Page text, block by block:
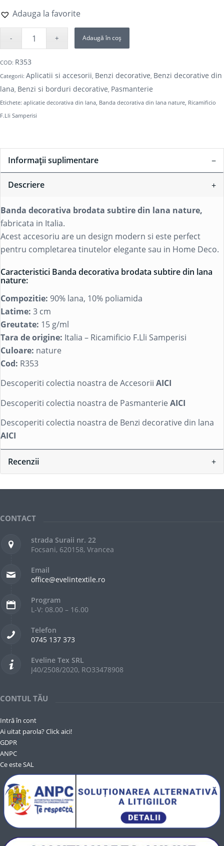
Adauga la favorite
Adaugă în coș
COD: R353
Categorii: Aplicatii si accesorii, Benzi decorative, Benzi decorative din
lana, Benzi si borduri decorative, Pasmanterie
Etichete: aplicatie decorativa din lana, Banda decorativa din lana nature, Ricamificio
F.Lli Samperisi
Descriere
Banda decorativa brodata subtire din lana nature,
fabricata in Italia.
Acest accesoriu are un design modern si este perfect
pentru completarea tinutelor elegante sau in Home Deco.
Caracteristici Banda decorativa brodata subtire din lana
nature:
Compozitie: 90% lana, 10% poliamida
Latime: 3 cm
Greutate: 15 g/ml
Tara de origine: Italia – Ricamificio F.Lli Samperisi
Culoare: nature
Cod: R353
Descoperiti colectia noastra de Accesorii AICI
Descoperiti colectia noastra de PasmanterieAICI
Descoperiti colectia noastra de Benzi decorative din lana
AICI
Informații suplimentare
Recenzii
CONTACT
strada Suraii nr. 22
Focsani, 620158, Vrancea
Email
office@evelintextile.ro
Program
L-V: 08.00 – 16.00
Telefon
0745 137 373
Eveline Tex SRL
J40/2508/2020, RO33478908
CONTUL TĂU
Intră în cont
Ai uitat parola? Click aici!
GDPR
ANPC
Ce este SAL